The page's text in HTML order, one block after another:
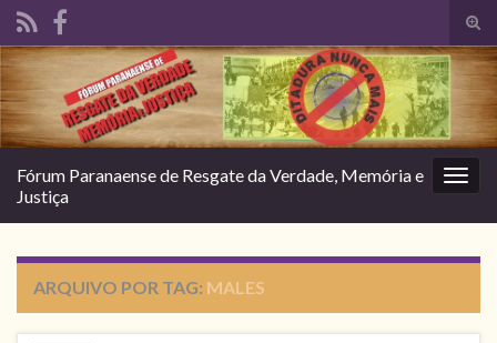
de
Search for:
Fórum Paranaense de Resgate da Verdade, Memória e
Justiça
ARQUIVO POR TAG: MALES